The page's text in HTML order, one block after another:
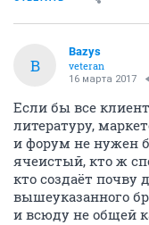
B
Bazys
veteran
16 марта 2017
Если бы все
литературу,
и форум не нужен
ячеистый, кто ж
кто создаёт почву
вышеуказанного
и всюду не общей